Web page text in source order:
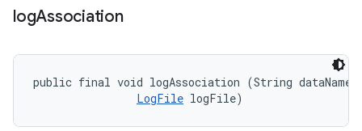
logAssociation
public final void logAssociation (String
LogFile logFile)